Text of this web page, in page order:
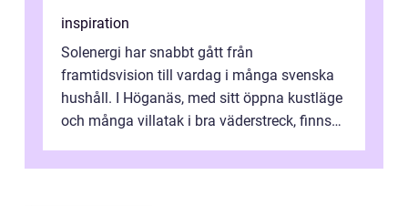
inspiration
Solenergi har snabbt gått från
framtidsvision till vardag i många svenska
hushåll. I Höganäs, med sitt öppna kustläge
och många villatak i bra väderstreck, finns